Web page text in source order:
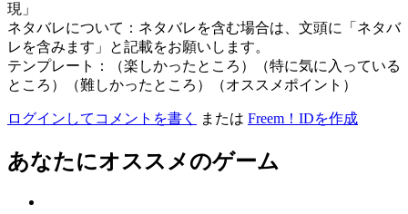
現」
ネタバレについて：ネタバレを含む場合は、文頭に「ネタバ
レを含みます」と記載をお願いします。
テンプレート：（楽しかったところ）（特に気に入っている
ところ）（難しかったところ）（オススメポイント）
ログインしてコメントを書く または Freem！IDを作成
あなたにオススメのゲーム